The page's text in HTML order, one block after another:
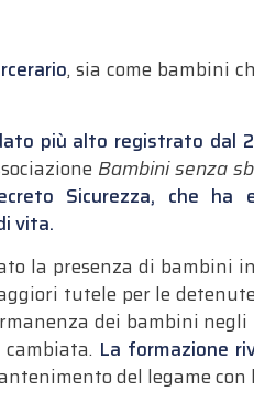
, sia come bambini
più alto registrato dal
Bambini senza
Sicurezza, che ha
vita.
la presenza di bambini
tutele per le
dei bambini
La formazione
del legame con